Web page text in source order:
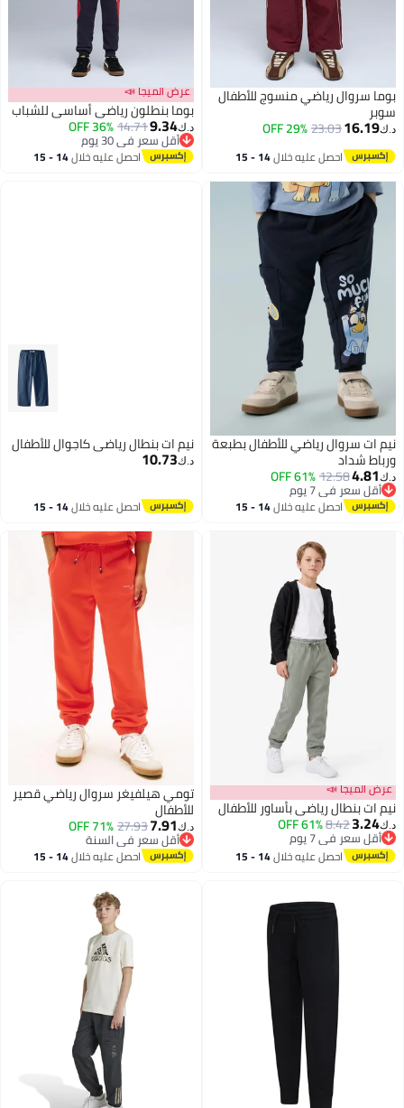
2
بوما سروال رياضي منسوج للأطفال
سوبر
د.ك‏16.19
23.03
29% OFF
احصل عليه خلال 14 - 15
عرض الميجا 📣
بوما بنطلون رياضي أساسي للشباب
د.ك‏9.34
14.71
36% OFF
أقل سعر في 30 يوم
أقل سعر في 30 يوماحصل عليه خلال 14 - 15
نيم ات سروال رياضي للأطفال بطبعة
ورباط شداد
د.ك‏4.81
12.58
61% OFF
أقل سعر في 7 يوم
أقل سعر في 7 يوماحصل عليه خلال 14 - 15
نيم ات بنطال رياضي كاجوال للأطفال
د.ك‏10.73
احصل عليه خلال 14 - 15
عرض الميجا 📣
نيم ات بنطال رياضي بأساور للأطفال
د.ك‏3.24
8.42
61% OFF
أقل سعر في 7 يوم
أقل سعر في 7 يوماحصل عليه خلال 14 - 15
تومي هيلفيغر سروال رياضي قصير
للأطفال
د.ك‏7.91
27.93
71% OFF
أقل سعر في السنة
أقل سعر في السنة
احصل عليه خلال 14 - 15